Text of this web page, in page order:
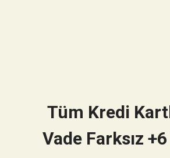
Tüm Kredi
Vade Farksız